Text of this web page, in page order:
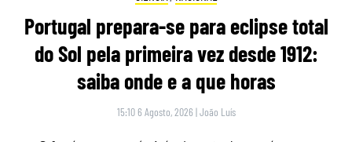
Portugal prepara-se para eclipse total
do Sol pela primeira vez desde 1912:
saiba onde e a que horas
15:10 6 Agosto, 2026 |João Luís